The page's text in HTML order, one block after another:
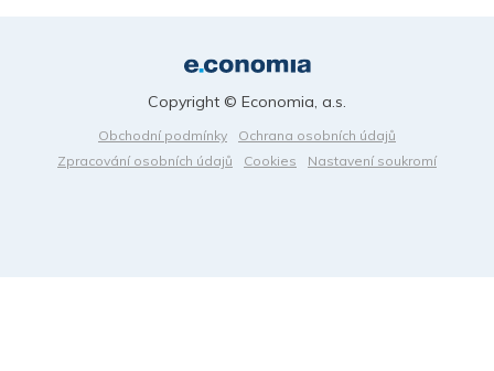
Obchodní podmínky
Ochrana osobních údajů
Zpracování osobních údajů
Cookies Nastavení soukromí
Copyright © Economia, a.s.